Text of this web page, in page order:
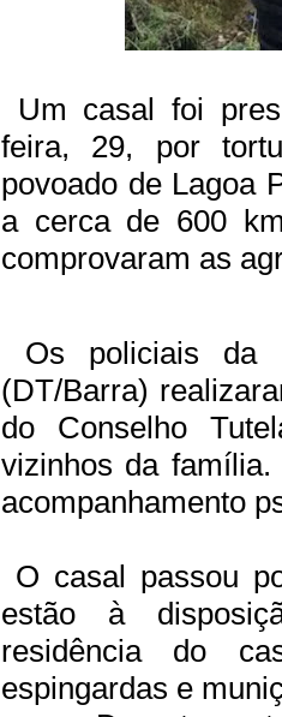
Um casal foi
feira, 29, por
povoado de Lagoa
a cerca de 600
comprovaram as
Os policiais da
(DT/Barra)
do Conselho
vizinhos da
acompanhamento
O casal passou
estão à
residência do
espingardas e